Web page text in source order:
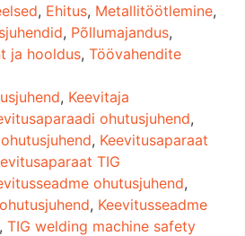
, Ehitus, Metallitöötlemine,
, Põllumajandus,
ja hooldus, Töövahendite
, Keevitaja
ohutusjuhend,
, Keevitusaparaat
TIG
ohutusjuhend,
, Keevitusseadme
, TIG welding machine safety